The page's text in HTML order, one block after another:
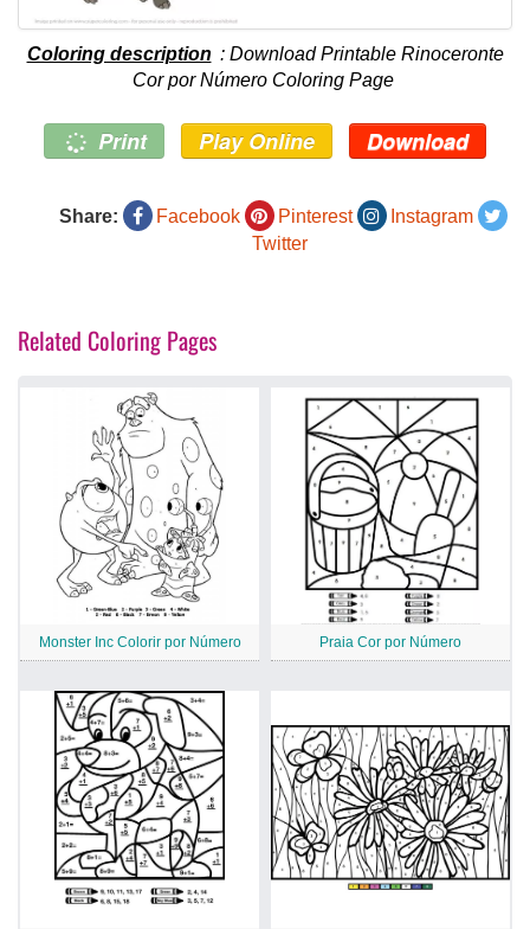
Coloring description : Download Printable Rinoceronte
Cor por Número Coloring Page
Print Play Online Download
Share: Facebook Pinterest
Instagram
Twitter
Related Coloring Pages
Monster Inc Colorir por Número Praia Cor por Número